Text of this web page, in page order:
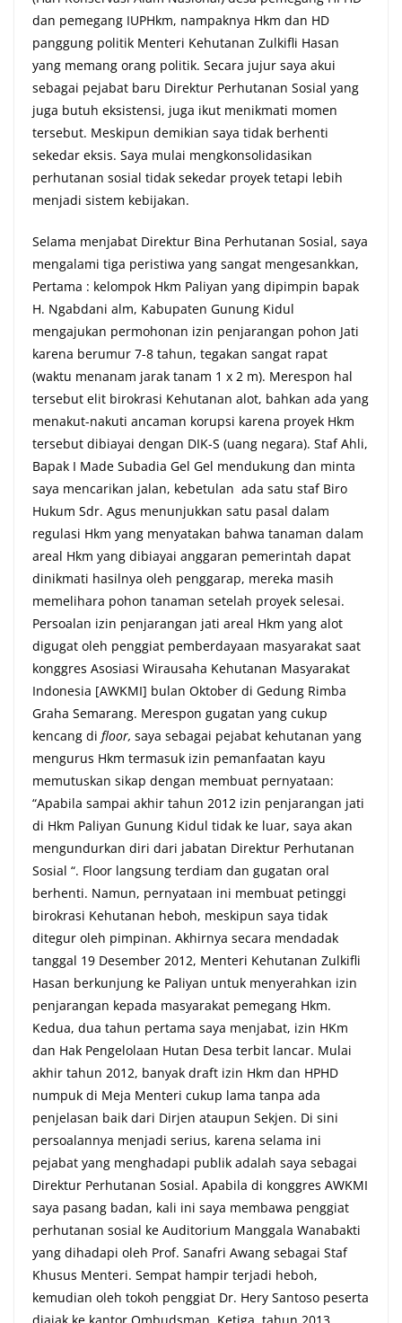
dan pemegang IUPHkm, nampaknya Hkm dan HD
panggung politik Menteri Kehutanan Zulkifli Hasan
yang memang orang politik. Secara jujur saya akui
sebagai pejabat baru Direktur Perhutanan Sosial yang
juga butuh eksistensi, juga ikut menikmati momen
tersebut. Meskipun demikian saya tidak berhenti
sekedar eksis. Saya mulai mengkonsolidasikan
perhutanan sosial tidak sekedar proyek tetapi lebih
menjadi sistem kebijakan.
Selama menjabat Direktur Bina Perhutanan Sosial, saya
mengalami tiga peristiwa yang sangat mengesankkan,
Pertama : kelompok Hkm Paliyan yang dipimpin bapak
H. Ngabdani alm, Kabupaten Gunung Kidul
mengajukan permohonan izin penjarangan pohon Jati
karena berumur 7-8 tahun, tegakan sangat rapat
(waktu menanam jarak tanam 1 x 2 m). Merespon hal
tersebut elit birokrasi Kehutanan alot, bahkan ada yang
menakut-nakuti ancaman korupsi karena proyek Hkm
tersebut dibiayai dengan DIK-S (uang negara). Staf Ahli,
Bapak I Made Subadia Gel Gel mendukung dan minta
saya mencarikan jalan, kebetulan ada satu staf Biro
Hukum Sdr. Agus menunjukkan satu pasal dalam
regulasi Hkm yang menyatakan bahwa tanaman dalam
areal Hkm yang dibiayai anggaran pemerintah dapat
dinikmati hasilnya oleh penggarap, mereka masih
memelihara pohon tanaman setelah proyek selesai.
Persoalan izin penjarangan jati areal Hkm yang alot
digugat oleh penggiat pemberdayaan masyarakat saat
konggres Asosiasi Wirausaha Kehutanan Masyarakat
Indonesia [AWKMI] bulan Oktober di Gedung Rimba
Graha Semarang. Merespon gugatan yang cukup
kencang di floor, saya sebagai pejabat kehutanan yang
mengurus Hkm termasuk izin pemanfaatan kayu
memutuskan sikap dengan membuat pernyataan:
“Apabila sampai akhir tahun 2012 izin penjarangan jati
di Hkm Paliyan Gunung Kidul tidak ke luar, saya akan
mengundurkan diri dari jabatan Direktur Perhutanan
Sosial “. Floor langsung terdiam dan gugatan oral
berhenti. Namun, pernyataan ini membuat petinggi
birokrasi Kehutanan heboh, meskipun saya tidak
ditegur oleh pimpinan. Akhirnya secara mendadak
tanggal 19 Desember 2012, Menteri Kehutanan Zulkifli
Hasan berkunjung ke Paliyan untuk menyerahkan izin
penjarangan kepada masyarakat pemegang Hkm.
Kedua, dua tahun pertama saya menjabat, izin HKm
dan Hak Pengelolaan Hutan Desa terbit lancar. Mulai
akhir tahun 2012, banyak draft izin Hkm dan HPHD
numpuk di Meja Menteri cukup lama tanpa ada
penjelasan baik dari Dirjen ataupun Sekjen. Di sini
persoalannya menjadi serius, karena selama ini
pejabat yang menghadapi publik adalah saya sebagai
Direktur Perhutanan Sosial. Apabila di konggres AWKMI
saya pasang badan, kali ini saya membawa penggiat
perhutanan sosial ke Auditorium Manggala Wanabakti
yang dihadapi oleh Prof. Sanafri Awang sebagai Staf
Khusus Menteri. Sempat hampir terjadi heboh,
kemudian oleh tokoh penggiat Dr. Hery Santoso peserta